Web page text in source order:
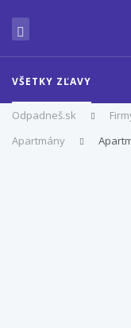
VŠETKY ZĽAVY
Odpadneš.sk
Apartmány